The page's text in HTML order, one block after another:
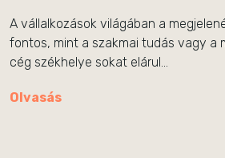
A vállalkozások világában a
fontos, mint a szakmai tudás vagy a
cég székhelye sokat elárul…
Olvasás